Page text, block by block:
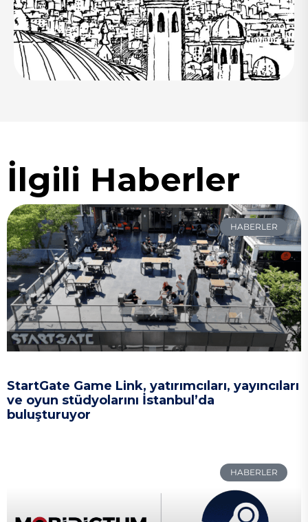
İlgili Haberler
HABERLER
StartGate Game Link, yatırımcıları, yayıncıları
ve oyun stüdyolarını İstanbul’da
buluşturuyor
HABERLER